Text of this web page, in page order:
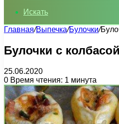
Искать
Главная/Выпечка/Булочки/
Булочки с
25.06.2020
0 Время чтения: 1 минута